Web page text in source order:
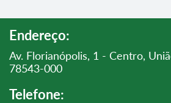
Endereço:
Av. Florianópolis, 1 - Centro,
78543-000
Telefone: